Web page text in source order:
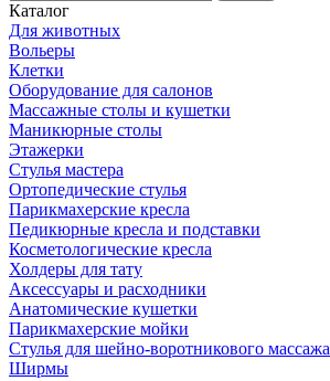
Каталог
Для животных
Вольеры
Клетки
Оборудование для салонов
Массажные столы и кушетки
Маникюрные столы
Этажерки
Стулья мастера
Ортопедические стулья
Парикмахерские кресла
Педикюрные кресла и подставки
Косметологические кресла
Холдеры для тату
Аксессуары и расходники
Анатомические кушетки
Парикмахерские мойки
Стулья для шейно-воротникового массажа
Ширмы